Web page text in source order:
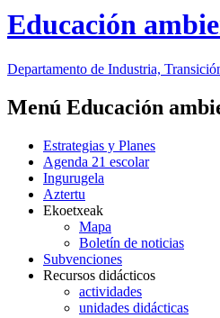
Educación
Departamento de Industria,
Menú Educación
Estrategias y Planes
Agenda 21 escolar
Ingurugela
Aztertu
Ekoetxeak
Mapa
Boletín de noticias
Subvenciones
Recursos didácticos
actividades
unidades didácticas